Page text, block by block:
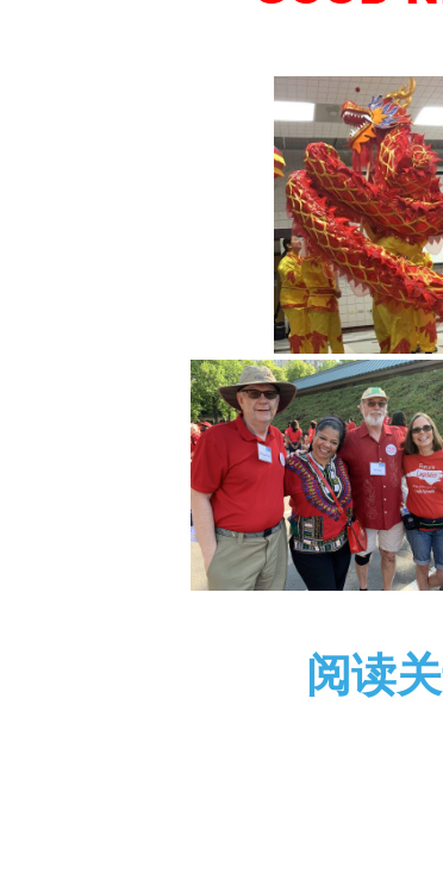
阅读